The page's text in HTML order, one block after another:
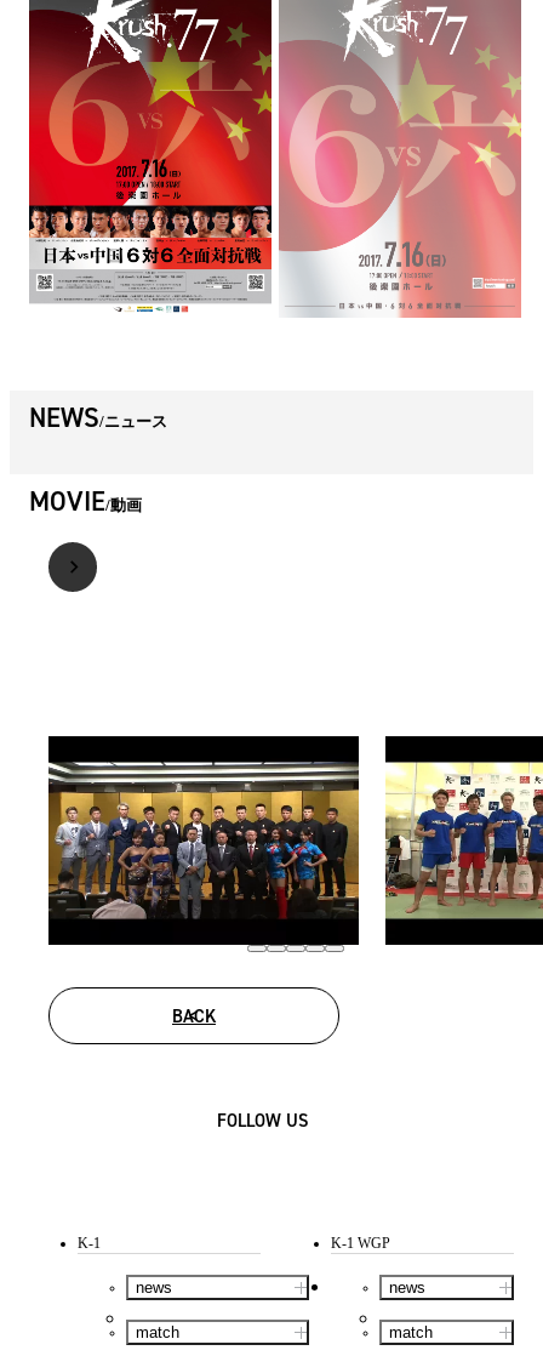
NEWS ニュース
MOVIE 動画
BACK
FOLLOW US
K-1
news
match
K-1 WGP
news
match